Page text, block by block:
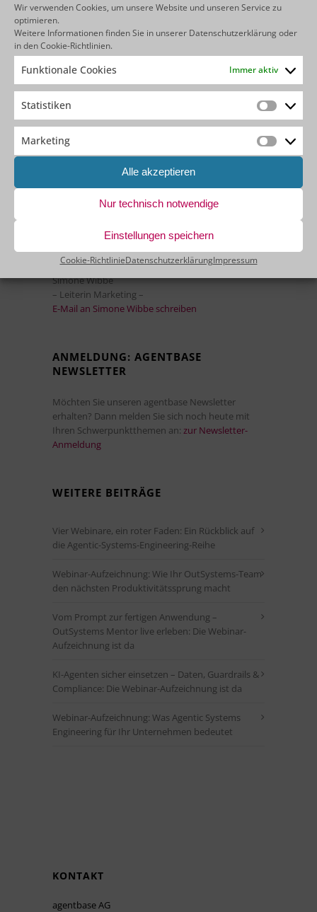
Wir verwenden Cookies, um unsere Website und unseren Service zu
optimieren.
Weitere Informationen finden Sie in unserer Datenschutzerklärungoder
in denCookie-Richtlinien.
Funktionale Cookies Immer aktiv
Statistiken
Marketing
Alle akzeptieren
Nur technisch notwendige
Einstellungen speichern
Cookie-RichtlinieDatenschutzerklärungImpressum
Unternehmenskontext denken. Welche
Erfahrungen haben Sie damit gemacht? Oder
anders gefragt, wenn Sie diesen Schritt noch nicht
„gewagt“ haben, was hält Sie davon ab?
IHR FEEDBACK IST UNS WICHTIG!
Haben Sie Anregungen oder Feedback?
Wir freuen uns auf Ihre Nachricht!
Ihre Ansprechpartnerin:
Simone Wibbe
– Leiterin Marketing –
E-Mail an Simone Wibbe schreiben
ANMELDUNG: AGENTBASE
NEWSLETTER
Möchten Sie unseren agentbase Newsletter
erhalten? Dann melden Sie sich noch heute mit
Ihren Schwerpunktthemen an: zur Newsletter-
Anmeldung
WEITERE BEITRÄGE
Vier Webinare, ein roter Faden: Ein Rückblick auf
die Agentic-Systems-Engineering-Reihe
Webinar-Aufzeichnung: Wie Ihr OutSystems-Team
den nächsten Produktivitätssprung macht
Vom Prompt zur fertigen Anwendung –
OutSystems Mentor live erleben: Die Webinar-
Aufzeichnung ist da
KI-Agenten sicher einsetzen – Daten, Guardrails &
Compliance: Die Webinar-Aufzeichnung ist da
Webinar-Aufzeichnung: Was Agentic Systems
Engineering für Ihr Unternehmen bedeutet
KONTAKT
agentbase AG